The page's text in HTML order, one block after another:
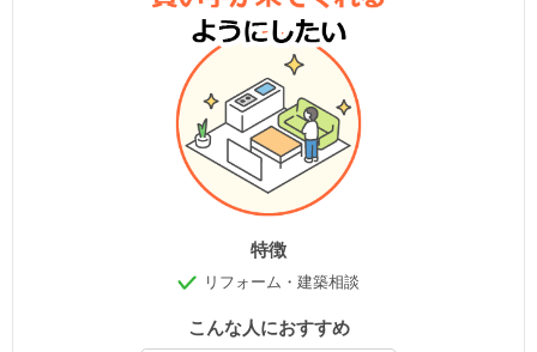
特徴
リフォーム・建築相談
こんな人におすすめ